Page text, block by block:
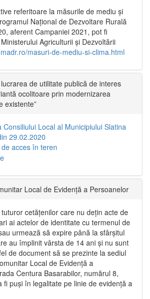
referitoare la măsurile de mediu și
Național de Dezvoltare Rurală
aferent Campaniei 2021, pot fi
Agriculturii și Dezvoltării
masuri-de-mediu-si-clima.html
de utilitate publică de interes
ocolitoare prin modernizarea
existente”
Consiliului Local al Municipiului Slatina
29.02.2020
acces în teren
Local de Evidență a Persoanelor
cetățenilor care nu dețin acte de
ai actelor de identitate cu termenul de
urmează să expire până la sfârșitul
au împlinit vârsta de 14 ani și nu sunt
de document să se prezinte la sediul
Local de Evidență a
Centura Basarabilor, numărul 8,
fi puși în legalitate pe linie de evidență a